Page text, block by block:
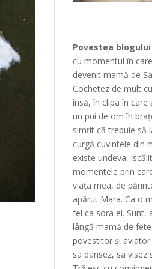
Povestea blogului
cu momentul în
devenit mamă de
Cochetez de mult
însă, în clipa în care
un pui de om în
simțit că trebuie să
curgă cuvintele din
existe undeva,
momentele prin
viața mea, de
apărut Mara. Ca o
fel ca sora ei. Sunt,
lângă mamă de
povestitor și
sa dansez, sa visez